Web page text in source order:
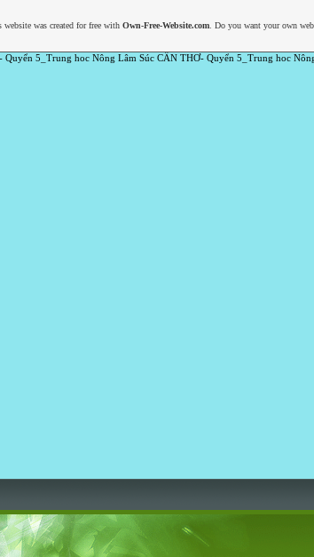
5_Trung hoc Nông Lâm Súc CẦN THƠ- Quyển 5_Trung hoc
website was created for free with Own-Free-Website.com. Do you want your own